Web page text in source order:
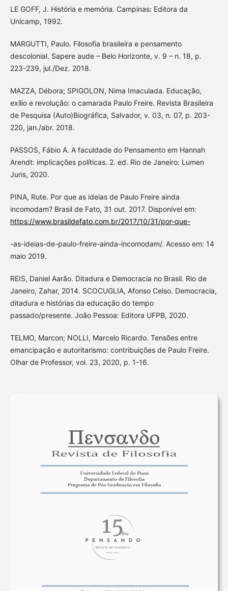
LE GOFF, J. História e memória. Campinas: Editora da
Unicamp, 1992.
MARGUTTI, Paulo. Filosofia brasileira e pensamento
descolonial. Sapere aude – Belo Horizonte, v. 9 – n. 18, p.
223-239, jul./Dez. 2018.
MAZZA, Débora; SPIGOLON, Nima Imaculada. Educação,
exílio e revolução: o camarada Paulo Freire. Revista Brasileira
de Pesquisa (Auto)Biográfica, Salvador, v. 03, n. 07, p. 203-
220, jan./abr. 2018.
PASSOS, Fábio A. A faculdade do Pensamento em Hannah
Arendt: implicações políticas. 2. ed. Rio de Janeiro: Lumen
Juris, 2020.
PINA, Rute. Por que as ideias de Paulo Freire ainda
incomodam? Brasil de Fato, 31 out. 2017. Disponível em:
https://www.brasildefato.com.br/2017/10/31/por-que-
-as-ideias-de-paulo-freire-ainda-incomodam/. Acesso em: 14
maio 2019.
REIS, Daniel Aarão. Ditadura e Democracia no Brasil. Rio de
Janeiro, Zahar, 2014. SCOCUGLIA, Afonso Celso. Democracia,
ditadura e histórias da educação do tempo
passado/presente. João Pessoa: Editora UFPB, 2020.
TELMO, Marcon; NOLLI, Marcelo Ricardo. Tensões entre
emancipação e autoritarismo: contribuições de Paulo Freire.
Olhar de Professor, vol. 23, 2020, p. 1-16.